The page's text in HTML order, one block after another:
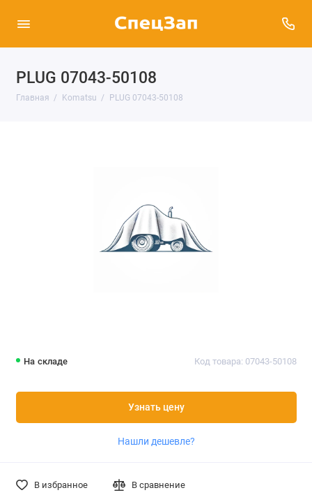
PLUG 07043-50108
Главная Komatsu PLUG 07043-50108
На складе Код товара: 07043-50108
Узнать цену
Нашли дешевле?
В избранное В сравнение